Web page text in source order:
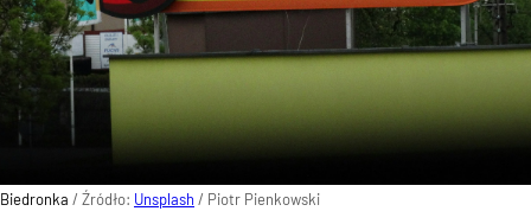
Biedronka / Źródło: Unsplash / Piotr Pienkowski